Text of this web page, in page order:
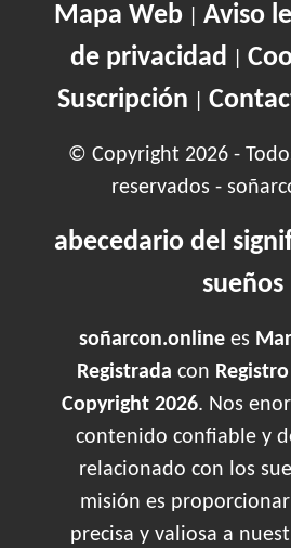
Mapa Web| Aviso
de privacidad
Suscripción
© Copyright 2026 -
reservados -
abecedario del
sueños
soñarcon.onlinees
Registrada con
Copyright 2026. Nos
contenido confiable y
relacionado con los
misión es
precisa y valiosa a